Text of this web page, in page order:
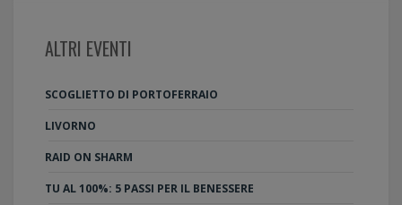
ALTRI EVENTI
SCOGLIETTO DI PORTOFERRAIO
LIVORNO
RAID ON SHARM
TU AL 100%: 5 PASSI PER IL BENESSERE